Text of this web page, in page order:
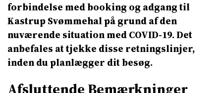
forbindelse med booking og adgang til
Kastrup Svømmehal på grund af den
nuværende situation med COVID-19. Det
anbefales at tjekke disse retningslinjer,
inden du planlægger dit besøg.
Afsluttende Bemærkninger